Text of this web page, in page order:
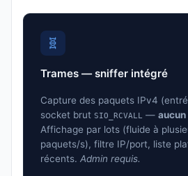
🧬
Trames — sniffer intégré
Capture des paquets IPv4
socket brut SIO_RCVALL —
Affichage par lots (fluide à
paquets/s), filtre IP/port, liste
récents. Admin requis.